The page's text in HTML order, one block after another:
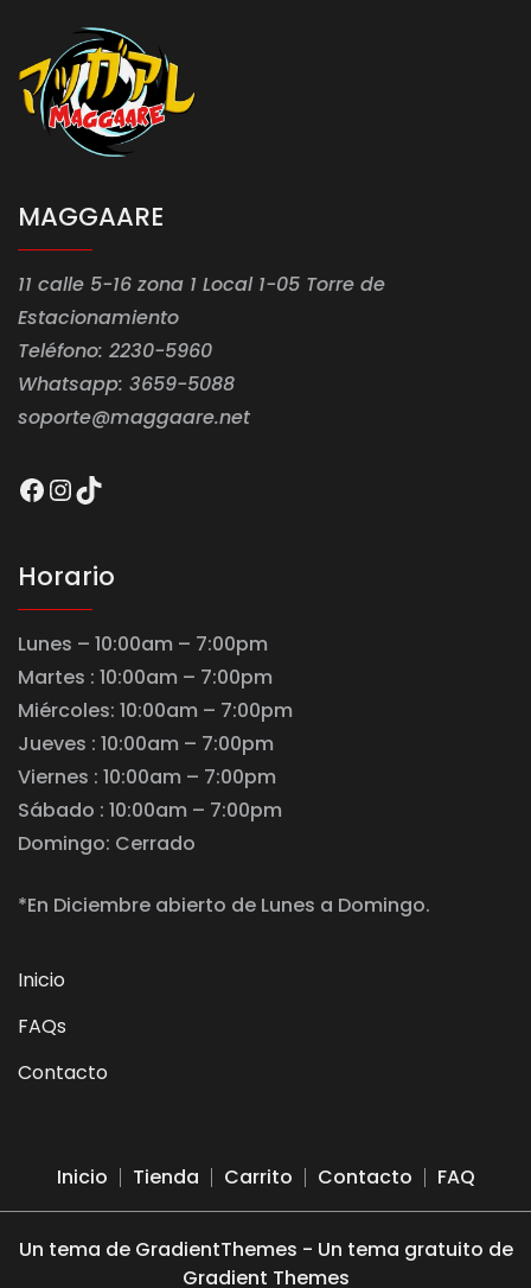
MAGGAARE
11 calle 5-16 zona 1 Local 1-05 Torre de
Estacionamiento
Teléfono: 2230-5960
Whatsapp: 3659-5088
soporte@maggaare.net
Facebook
Instagram
TikTok
Horario
Lunes – 10:00am – 7:00pm
Martes : 10:00am – 7:00pm
Miércoles: 10:00am – 7:00pm
Jueves : 10:00am – 7:00pm
Viernes : 10:00am – 7:00pm
Sábado : 10:00am – 7:00pm
Domingo: Cerrado
*En Diciembre abierto de Lunes a Domingo.
Inicio
FAQs
Contacto
Inicio Tienda Carrito Contacto FAQ
Un tema de GradientThemes - Un tema gratuito de
Gradient Themes